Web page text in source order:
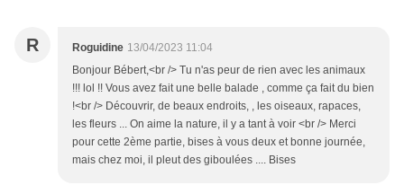
R Roguidine 13/04/2023 11:04
Bonjour Bébert,<br /> Tu n'as peur de rien avec les animaux
!!! lol !! Vous avez fait une belle balade , comme ça fait du bien
!<br /> Découvrir, de beaux endroits, , les oiseaux, rapaces,
les fleurs ... On aime la nature, il y a tant à voir <br /> Merci
pour cette 2ème partie, bises à vous deux et bonne journée,
mais chez moi, il pleut des giboulées .... Bises